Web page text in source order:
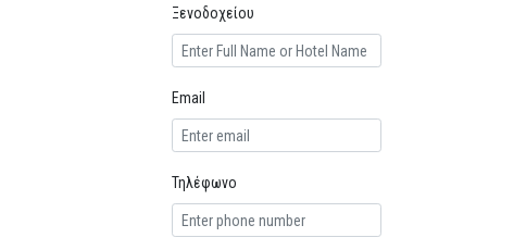
Ξενοδοχείου
Email
Τηλέφωνο